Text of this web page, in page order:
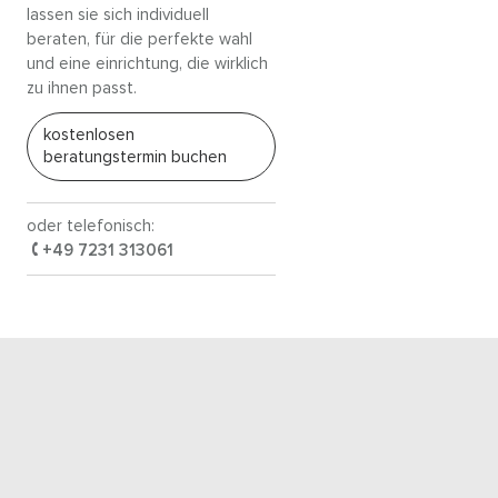
lassen sie sich individuell
beraten, für die perfekte wahl
und eine einrichtung, die wirklich
zu ihnen passt.
kostenlosen
beratungstermin buchen
oder telefonisch:
+49 7231 313061